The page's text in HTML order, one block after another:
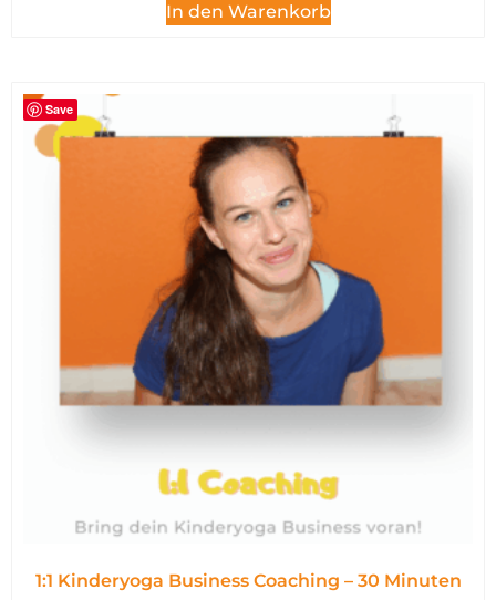
In den Warenkorb
Save
1:1 Kinderyoga Business Coaching – 30 Minuten